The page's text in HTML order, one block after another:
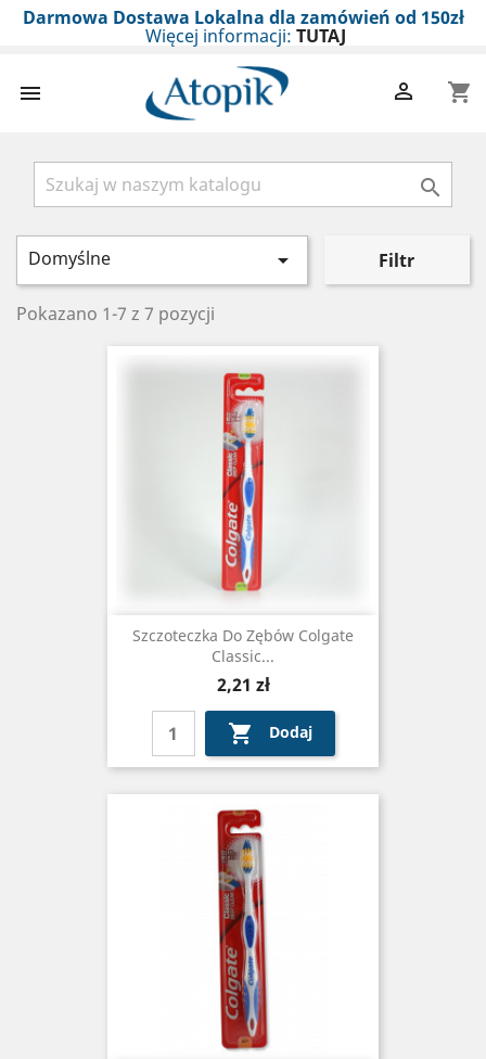
Darmowa Dostawa Lokalna dla zamówień od 150zł
Więcej informacji: TUTAJ
  shopping_cart

Domyślne  Filtr
Pokazano 1-7 z 7 pozycji
Szczoteczka Do Zębów Colgate
Classic...
Cena
2,21 zł
 Dodaj